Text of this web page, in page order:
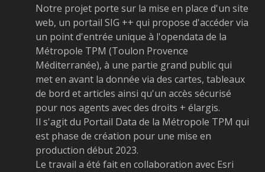
Notre projet porte sur la mise en place d'un site
web, un portail SIG ++ qui propose d'accéder via
un point d'entrée unique à l'opendata de la
Métropole TPM (Toulon Provence
Méditerranée), à une partie grand public qui
met en avant la donnée via des cartes, tableaux
de bord et articles ainsi qu'un accès sécurisé
pour nos agents avec des droits + élargis.
Il s'agit du Portail Data de la Métropole TPM qui
est phase de création pour une mise en
production début 2023.
Le travail a été fait en collaboration avec Esri